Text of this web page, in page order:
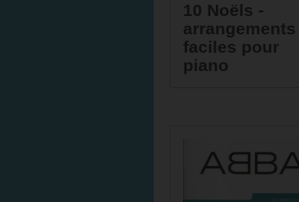
10 Noëls -
arrangements
faciles pour
piano